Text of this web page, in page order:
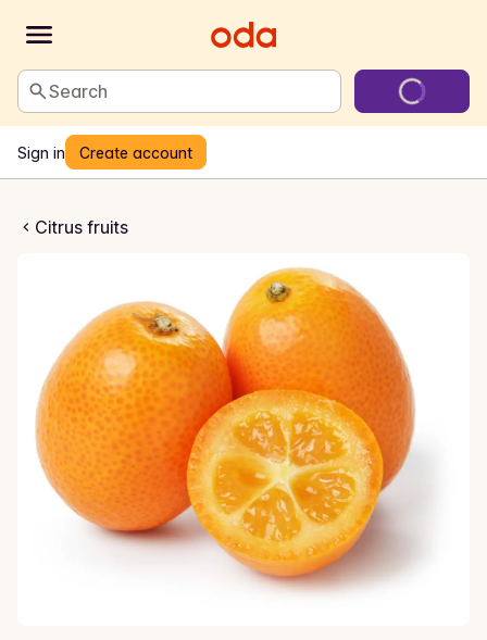
Search
Sign in Create account
Citrus fruits